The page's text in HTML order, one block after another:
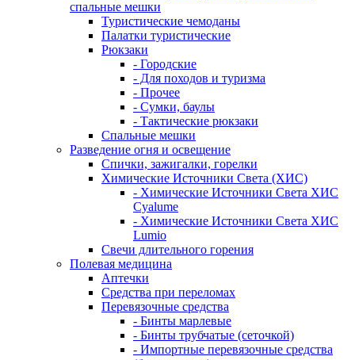
спальные мешки
Туристические чемоданы
Палатки туристические
Рюкзаки
- Городские
- Для походов и туризма
- Прочее
- Сумки, баулы
- Тактические рюкзаки
Спальные мешки
Разведение огня и освещение
Спички, зажигалки, горелки
Химические Источники Света (ХИС)
- Химические Источники Света ХИС
Cyalume
- Химические Источники Света ХИС
Lumio
Свечи длительного горения
Полевая медицина
Аптечки
Средства при переломах
Перевязочные средства
- Бинты марлевые
- Бинты трубчатые (сеточкой)
- Импортные перевязочные средства